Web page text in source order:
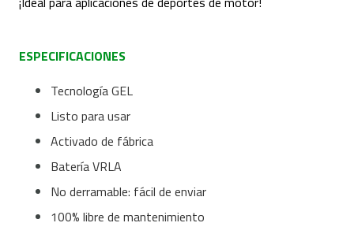
ESPECIFICACIONES
Tecnología GEL
Listo para usar
Activado de fábrica
Batería VRLA
No derramable: fácil de enviar
100% libre de mantenimiento